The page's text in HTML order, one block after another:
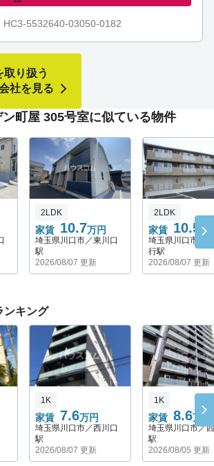
HC3-5532640-03050-0182
取り扱う
社を見る
町屋 305号室に似ている物件
家賃 10.7万円
2LDK
埼玉県川口市／東川口
駅
2026/08/07 更新
家賃 10.5 万
2LDK
埼玉県川口市／
行駅
2026/08/07 更新
ンキング
家賃 7.6万円
1K
埼玉県川口市／西川口
駅
2026/08/07 更新
家賃 8.6万円
1K
埼玉県川口市／
駅
2026/08/05 更新